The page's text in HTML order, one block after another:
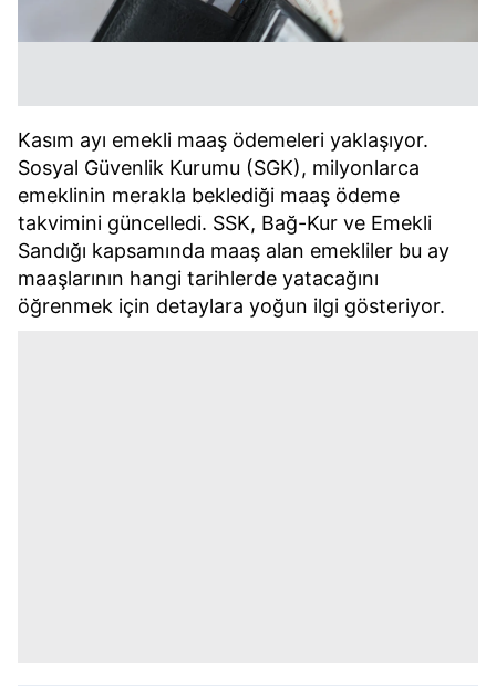
Kasım ayı emekli maaş ödemeleri yaklaşıyor.
Sosyal Güvenlik Kurumu (SGK), milyonlarca
emeklinin merakla beklediği maaş ödeme
takvimini güncelledi. SSK, Bağ-Kur ve Emekli
Sandığı kapsamında maaş alan emekliler bu ay
maaşlarının hangi tarihlerde yatacağını
öğrenmek için detaylara yoğun ilgi gösteriyor.